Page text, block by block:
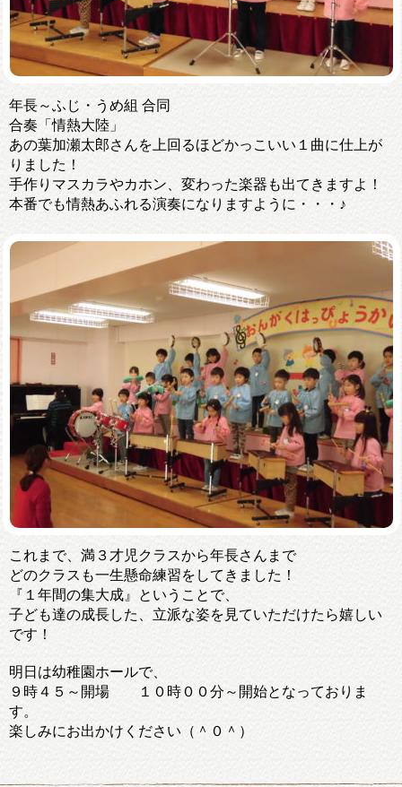
年長～ふじ・うめ組 合同
合奏「情熱大陸」
あの葉加瀬太郎さんを上回るほどかっこいい１曲に仕上が
りました！
手作りマスカラやカホン、変わった楽器も出てきますよ！
本番でも情熱あふれる演奏になりますように・・・♪
これまで、満３才児クラスから年長さんまで
どのクラスも一生懸命練習をしてきました！
『１年間の集大成』ということで、
子ども達の成長した、立派な姿を見ていただけたら嬉しい
です！
明日は幼稚園ホールで、
９時４５～開場 １０時００分～開始となっておりま
す。
楽しみにお出かけください（＾０＾）